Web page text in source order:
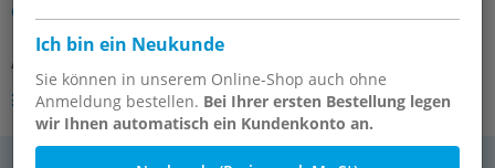
Ich bin ein Neukunde
Sie können in unserem Online-Shop auch ohne
Anmeldung bestellen. Bei Ihrer ersten Bestellung legen
wir Ihnen automatisch ein Kundenkonto an.
9mm Zapfen,R 3/8"(AG)
Artikelnummer:
Andere Varianten des Artikels